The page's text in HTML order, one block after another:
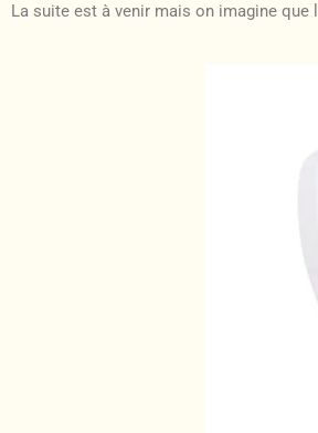
La suite est à venir mais on imagine que